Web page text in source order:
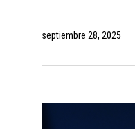
septiembre 28, 2025